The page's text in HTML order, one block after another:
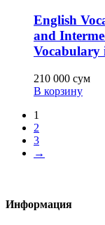
English
and
Vocabulary
210 000 сум
В корзину
1
2
3
→
Информация